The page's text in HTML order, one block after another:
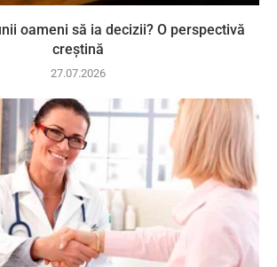
oameni să ia decizii? O perspectivă
creștină
27.07.2026